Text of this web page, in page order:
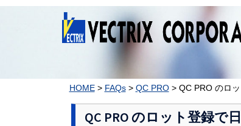
HOME> FAQs> QC PRO> QC PRO のロ
QC PRO のロット登録で